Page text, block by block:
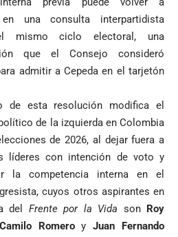
una consulta interpartidista
mismo ciclo electoral, una
que el Consejo consideró
admitir a Cepeda en el tarjetón
de esta resolución modifica el
de la izquierda en Colombia
de 2026, al dejar fuera a
líderes con intención de voto y
la competencia interna en el
cuyos otros aspirantes en
del Frente por la Vida son Roy
Camilo RomeroyJuan Fernando